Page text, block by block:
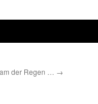
der Regen … →